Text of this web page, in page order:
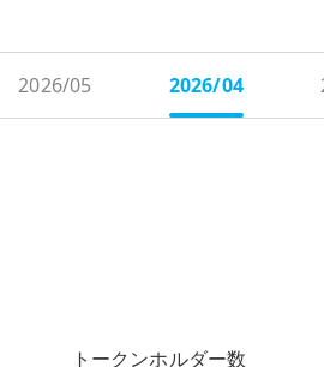
2026/05 2026/04
トークンホルダー数